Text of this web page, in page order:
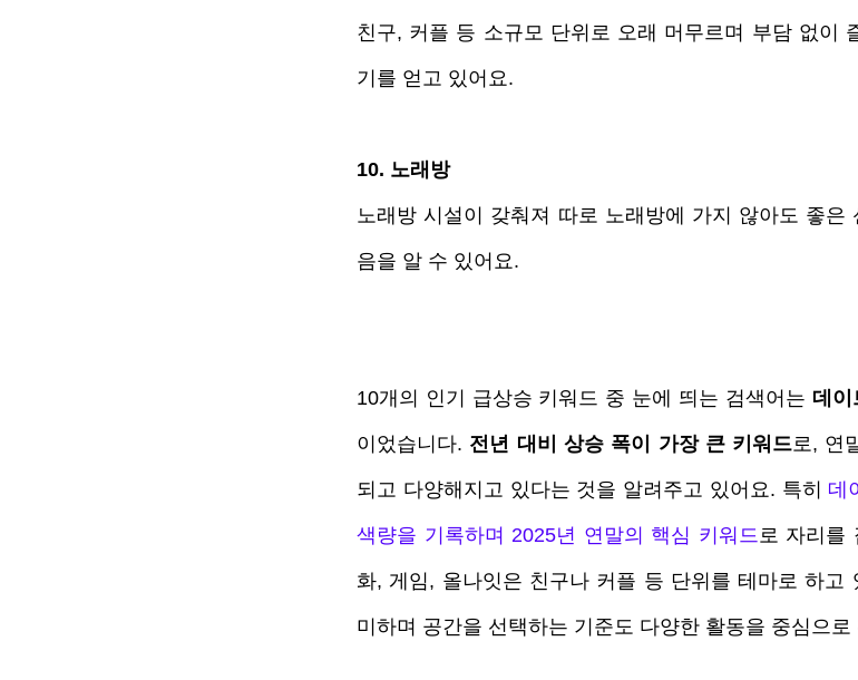
친구, 커플 등 소규모 단위로 오래 머무르며 부담 없이
기를 얻고 있어요.
10. 노래방
노래방 시설이 갖춰져 따로 노래방에 가지 않아도 좋은
음을 알 수 있어요.
10개의 인기 급상승 키워드 중 눈에 띄는 검색어는 데이
이었습니다. 전년 대비 상승 폭이 가장 큰 키워드로, 연
되고 다양해지고 있다는 것을 알려주고 있어요. 특히 데
색량을 기록하며 2025년 연말의 핵심 키워드 로 자리를
화, 게임, 올나잇은 친구나 커플 등 단위를 테마로 하고
미하며 공간을 선택하는 기준도 다양한 활동을 중심으로